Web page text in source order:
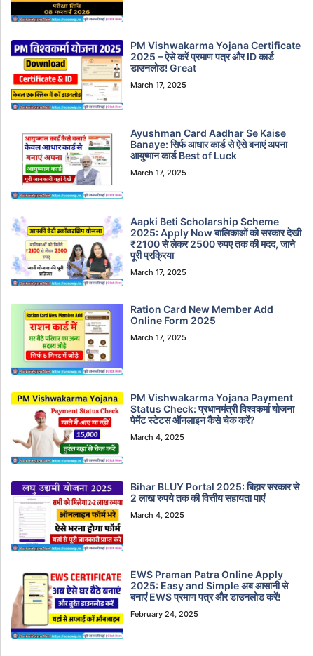
PM Vishwakarma Yojana Certificate
2025 – ऐसे करें प्रमाण पत्र और ID कार्ड
डाउनलोड! Great
March 17, 2025
Ayushman Card Aadhar Se Kaise
Banaye: सिर्फ आधार कार्ड से ऐसे बनाएं अपना
आयुष्मान कार्ड Best of Luck
March 17, 2025
Aapki Beti Scholarship Scheme
2025: Apply Now बालिकाओं को सरकार देखी
₹2100 से लेकर 2500 रुपए तक की मदद, जाने
पूरी प्रक्रिया
March 17, 2025
Ration Card New Member Add
Online Form 2025
March 17, 2025
PM Vishwakarma Yojana Payment
Status Check: प्रधानमंत्री विश्वकर्मा योजना
पेमेंट स्टेटस ऑनलाइन कैसे चेक करें?
March 4, 2025
Bihar BLUY Portal 2025: बिहार सरकार से
2 लाख रुपये तक की वित्तीय सहायता पाएं
March 4, 2025
EWS Praman Patra Online Apply
2025: Easy and Simple अब आसानी से
बनाएं EWS प्रमाण पत्र और डाउनलोड करें!
February 24, 2025